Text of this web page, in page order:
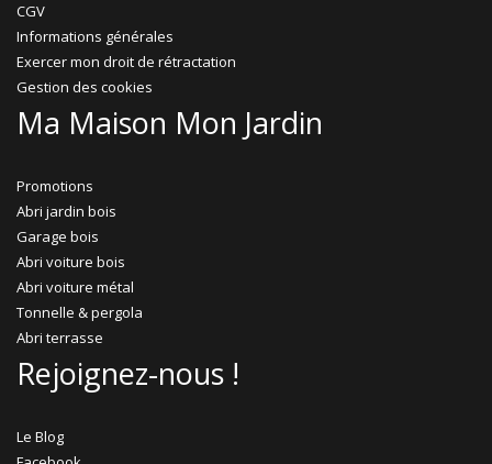
CGV
Informations générales
Exercer mon droit de rétractation
Gestion des cookies
Ma Maison Mon Jardin
Promotions
Abri jardin bois
Garage bois
Abri voiture bois
Abri voiture métal
Tonnelle & pergola
Abri terrasse
Rejoignez-nous !
Le Blog